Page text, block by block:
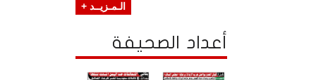
الـمـزيــد +
أعداد الصحيفة